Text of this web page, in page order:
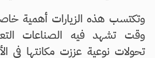
وتكتسب هذه الزيارات أهمية خاصة
وقت تشهد فيه الصناعات
تحولات نوعية عززت مكانتها في